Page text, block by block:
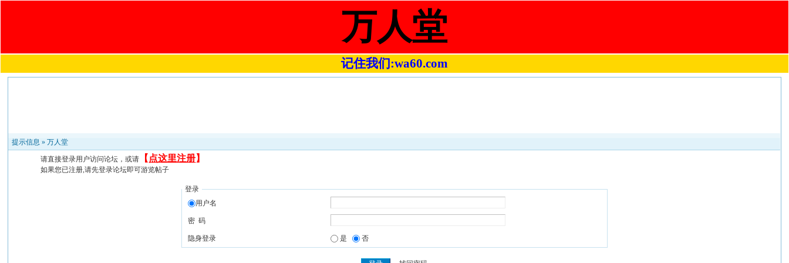
万人堂
记住我们:wa60.com
提示信息 »万人堂
请直接登录用户访问论坛，或请 【 点这里注册】
如果您已注册,请先登录论坛即可游览帖子
登录
用户名
密 码
隐身登录 是 否